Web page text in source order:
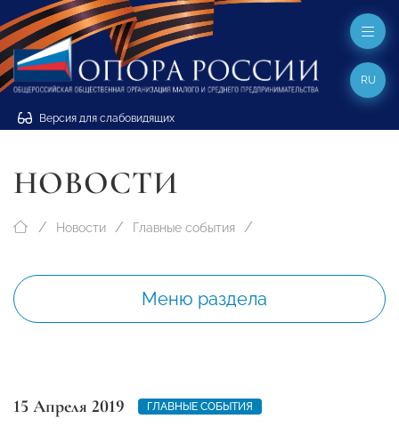
Версия для слабовидящих
RU
НОВОСТИ
Новости Главные события
Меню раздела
15 Апреля 2019 ГЛАВНЫЕ СОБЫТИЯ